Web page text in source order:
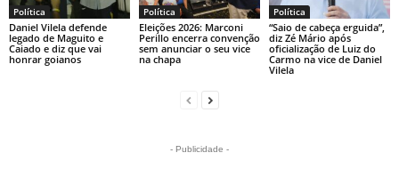
Política
Daniel Vilela defende
legado de Maguito e
Caiado e diz que vai
honrar goianos
Política
Eleições 2026: Marconi
Perillo encerra convenção
sem anunciar o seu vice
na chapa
Política
“Saio de cabeça erguida”,
diz Zé Mário após
oficialização de Luiz do
Carmo na vice de Daniel
Vilela
- Publicidade -